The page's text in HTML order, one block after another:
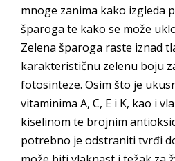
mnoge zanima kako izgleda
šparoga te kako se može
Zelena šparoga raste iznad
karakterističnu zelenu boju
fotosinteze. Osim što je
vitaminima A, C, E i K, kao i
kiselinom te brojnim
potrebno je odstraniti tvrđi